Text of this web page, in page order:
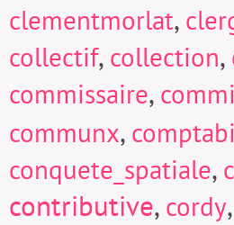
clementmorlat,
collectif, collection,
commissaire,
communx,
conquete_spatiale,
contributive, cordy,